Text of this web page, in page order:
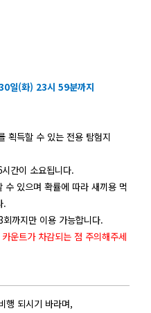
일(화) 23시 59분까지
획득할 수 있는 전용 탐험지
간이 소요됩니다.
수 있으며 확률에 따라 새끼용 먹
.
까지만 이용 가능합니다.
운트가 차감되는 점 주의해주세
행 되시기 바라며,